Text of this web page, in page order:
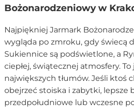
Bożonarodzeniowy w
Najpiękniej Jarmark
wygląda po zmroku, gdy świecą
Sukiennice są podświetlone, a
ciepłej, świątecznej atmosfery.
największych tłumów. Jeśli ktoś
obejrzeć stoiska i zabytki, lepsze
przedpołudniowe lub wczesne